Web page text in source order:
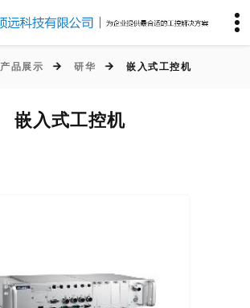
产品展示 研华 嵌入式工控机
嵌入式工控机